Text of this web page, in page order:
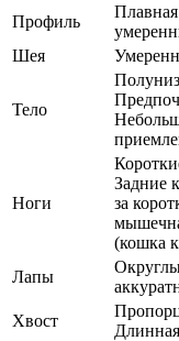
Профиль
Плавная
Шея
Тело
Ноги
Задние
за
(кошка
Лапы
Хвост